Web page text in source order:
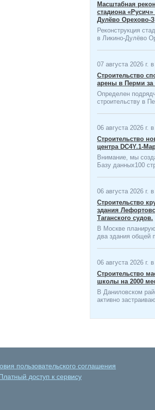
Масштабная
стадиона
Дулёво Орехово-З
Реконструкция
в Ликино-Дулёво
07 августа 2026 г.
Строительство
арены в Перми за
Определен
строительству в
06 августа 2026 г.
Строительство
центра​ DC4Y.1-
Внимание, мы
Базу данных100
06 августа 2026 г.
Строительство
здания
Таганского судов.
В Москве
два здания общей
06 августа 2026 г.
Строительство
школы на 2000
В Даниловском
активно
пользовательского соглашения
доступ к сервису